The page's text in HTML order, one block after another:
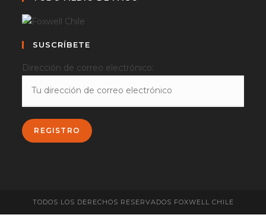
SUSCRÍBETE
Dirección de correo electrónico:
TODOS LOS DERECHOS RESERVADOS FOXWELL CHILE